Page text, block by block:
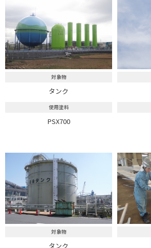
対象物
タンク
使用塗料
PSX700
対象物
タンク